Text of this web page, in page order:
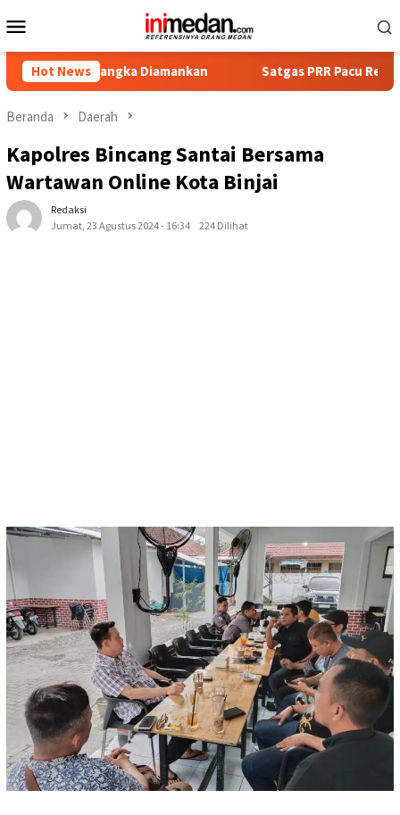
ke
Mobile
Hot News
Diamankan Satgas PRR Pacu Realisasi
Beranda Daerah
Kapolres Bincang Santai Bersama
Wartawan Online Kota Binjai
Redaksi
Jumat, 23 Agustus 2024 - 16:34
224 Dilihat